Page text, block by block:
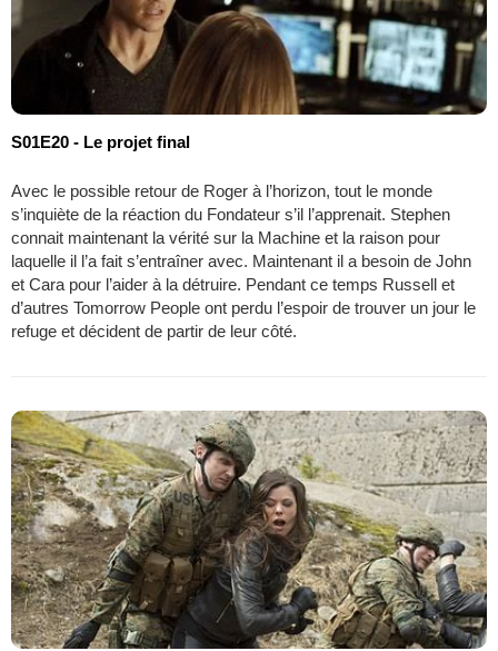
S01E20 - Le projet final
Avec le possible retour de Roger à l’horizon, tout le monde
s’inquiète de la réaction du Fondateur s’il l’apprenait. Stephen
connait maintenant la vérité sur la Machine et la raison pour
laquelle il l’a fait s’entraîner avec. Maintenant il a besoin de John
et Cara pour l’aider à la détruire. Pendant ce temps Russell et
d’autres Tomorrow People ont perdu l’espoir de trouver un jour le
refuge et décident de partir de leur côté.